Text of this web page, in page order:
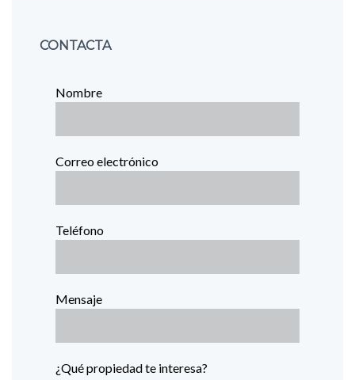
CONTACTA
Nombre
Correo electrónico
Teléfono
Mensaje
¿Qué propiedad te interesa?